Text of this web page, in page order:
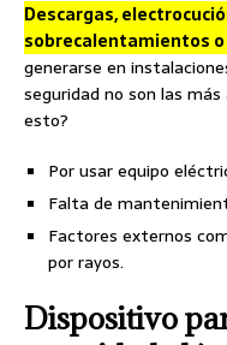
Descargas,
sobrecalentamientos
generarse en
seguridad no son las
esto?
Por usar equipo
Falta de
Factores externos
por rayos.
Dispositivo